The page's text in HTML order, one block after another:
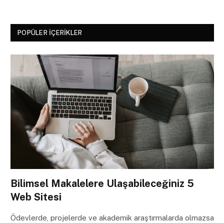
POPÜLER İÇERIKLER
Bilimsel Makalelere Ulaşabileceğiniz 5
Web Sitesi
Ödevlerde, projelerde ve akademik araştırmalarda olmazsa